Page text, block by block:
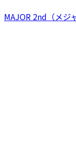
MAJOR 2nd（メジ